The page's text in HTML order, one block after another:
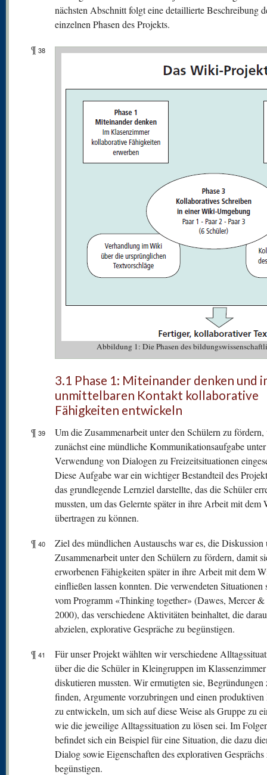
nächsten Abschnitt folgt eine detaillierte Beschreibung
einzelnen Phasen des Projekts.
¶ 38
Abbildung 1: Die Phasen des
3.1 Phase 1: Miteinander denken und
unmittelbaren Kontakt kollaborative
Fähigkeiten entwickeln
¶ 39
Um die Zusammenarbeit unter den Schülern zu
zunächst eine mündliche Kommunikationsaufgabe unter
Verwendung von Dialogen zu Freizeitsituationen
Diese Aufgabe war ein wichtiger Bestandteil des
das grundlegende Lernziel darstellte, das die Schüler
mussten, um das Gelernte später in ihre Arbeit mit dem
übertragen zu können.
¶ 40
Ziel des mündlichen Austauschs war es, die Diskussion
Zusammenarbeit unter den Schülern zu fördern, damit
erworbenen Fähigkeiten später in ihre Arbeit mit dem
einfließen lassen konnten. Die verwendeten Situationen
vom Programm «Thinking together» (Dawes, Mercer
2000), das verschiedene Aktivitäten beinhaltet, die
abzielen, explorative Gespräche zu begünstigen.
¶ 41
Für unser Projekt wählten wir verschiedene
über die die Schüler in Kleingruppen im Klassenzimmer
diskutieren mussten. Wir ermutigten sie, Begründungen
finden, Argumente vorzubringen und einen
zu entwickeln, um sich auf diese Weise als Gruppe zu
wie die jeweilige Alltagssituation zu lösen sei. Im
befindet sich ein Beispiel für eine Situation, die dazu
Dialog sowie Eigenschaften des explorativen Gesprächs
begünstigen.